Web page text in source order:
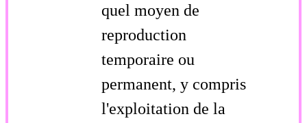
quel moyen de
reproduction
temporaire ou
permanent, y compris
l'exploitation de la